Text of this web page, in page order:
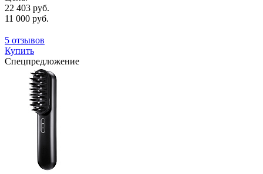
22 403 руб.
11 000 руб.
5 отзывов
Купить
Спецпредложение